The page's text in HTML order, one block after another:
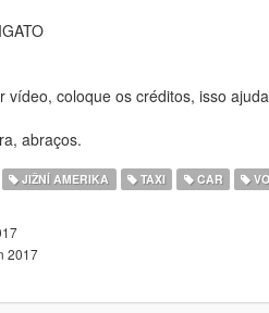
vídeo, coloque os créditos, isso
abraços.
JIŽNÍ AMERIKA TAXI CAR
2017